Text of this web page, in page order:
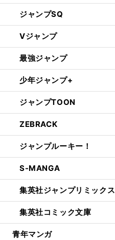
ジャンプSQ
Vジャンプ
最強ジャンプ
少年ジャンプ+
ジャンプTOON
ZEBRACK
ジャンプルーキー！
S-MANGA
集英社ジャンプリミックス
集英社コミック文庫
青年マンガ